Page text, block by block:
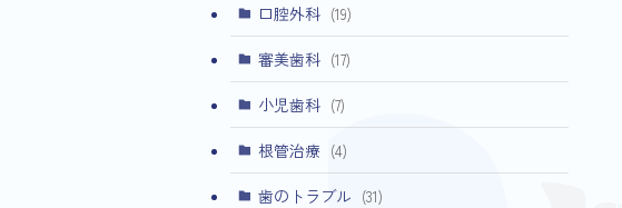
口腔外科 (19)
審美歯科 (17)
小児歯科 (7)
根管治療 (4)
歯のトラブル (31)